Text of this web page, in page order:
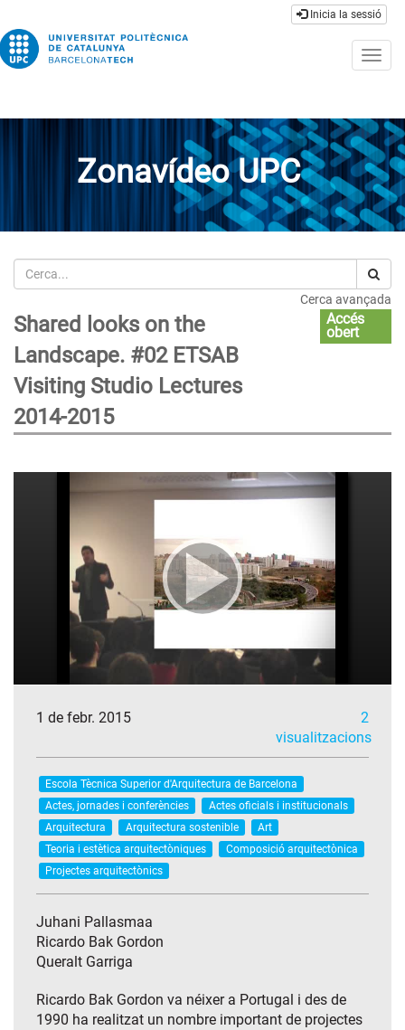
Inicia la sessió
Zonavídeo UPC
Cerca
Cerca avançada
Shared looks on the
Landscape. #02 ETSAB
Visiting Studio Lectures
2014-2015
Accés
obert
1 de febr. 2015
2
visualitzacions
Escola Tècnica Superior d'Arquitectura de Barcelona
Actes, jornades i conferències
Actes oficials i institucionals
Arquitectura
Arquitectura sostenible
Art
Teoria i estètica arquitectòniques
Composició arquitectònica
Projectes arquitectònics
Juhani Pallasmaa
Ricardo Bak Gordon
Queralt Garriga
Ricardo Bak Gordon va néixer a Portugal i des de
1990 ha realitzat un nombre important de projectes